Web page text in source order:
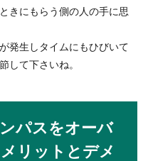
きにもらう側の人の手に思
発生しタイムにもひびいて
して下さいね。
パスをオーバ
リットとデメ